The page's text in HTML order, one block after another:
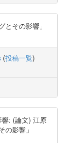
その影響」
(投稿一覧)
: (論文) 江原
の影響」